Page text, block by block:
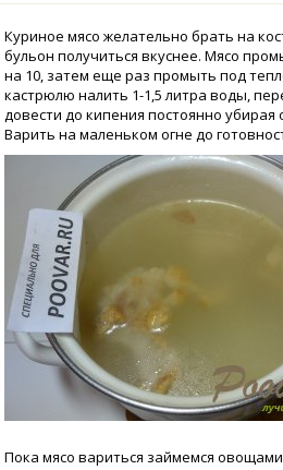
Куриное мясо желательно брать на
бульон получиться вкуснее. Мясо
на 10, затем еще раз промыть под
кастрюлю налить 1-1,5 литра воды,
довести до кипения постоянно
Варить на маленьком огне до
Пока мясо вариться займемся